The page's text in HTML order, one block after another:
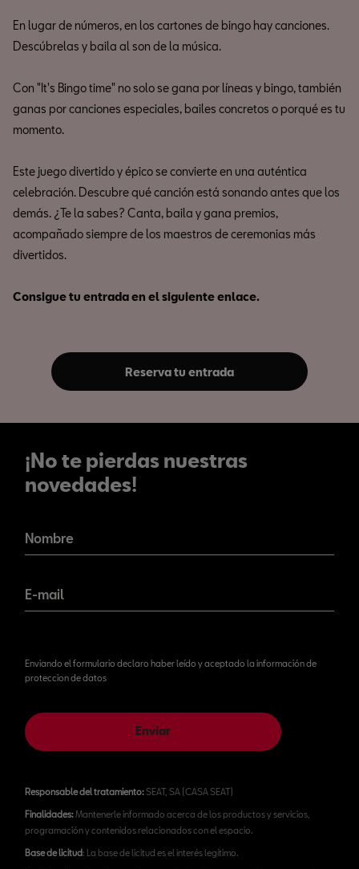
En lugar de números, en los cartones de bingo hay canciones.
Descúbrelas y baila al son de la música.
Con "It's Bingo time" no solo se gana por líneas y bingo, también
ganas por canciones especiales, bailes concretos o porqué es tu
momento.
Este juego divertido y épico se convierte en una auténtica
celebración. Descubre qué canción está sonando antes que los
demás. ¿Te la sabes? Canta, baila y gana premios,
acompañado siempre de los maestros de ceremonias más
divertidos.
Consigue tu entrada en el siguiente enlace.
Reserva tu entrada
¡No te pierdas nuestras
novedades!
novedades!
Nombre
E-mail
Enviando el formulario declaro haber leído y aceptado la información de
proteccion de datos
Enviar
Responsable del tratamiento:SEAT, SA (CASA SEAT)
Finalidades:Mantenerle informado acerca de los productos y servicios,
programación y contenidos relacionados con el espacio.
Base de licitud: La base de licitud es el interés legítimo.